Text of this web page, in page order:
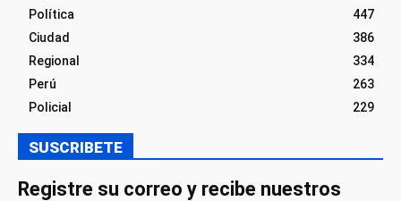
Política
447
Ciudad
386
Regional
334
Perú
263
Policial
229
SUSCRIBETE
Registre su correo y recibe nuestros